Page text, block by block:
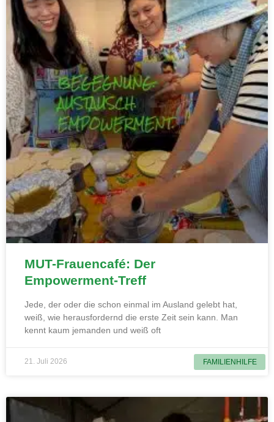
FAMILIENHILFE
MUT-Frauencafé: Der
Empowerment-Treff
Jede, der oder die schon einmal im Ausland gelebt hat,
weiß, wie herausfordernd die erste Zeit sein kann. Man
kennt kaum jemanden und weiß oft
21. Juli 2026